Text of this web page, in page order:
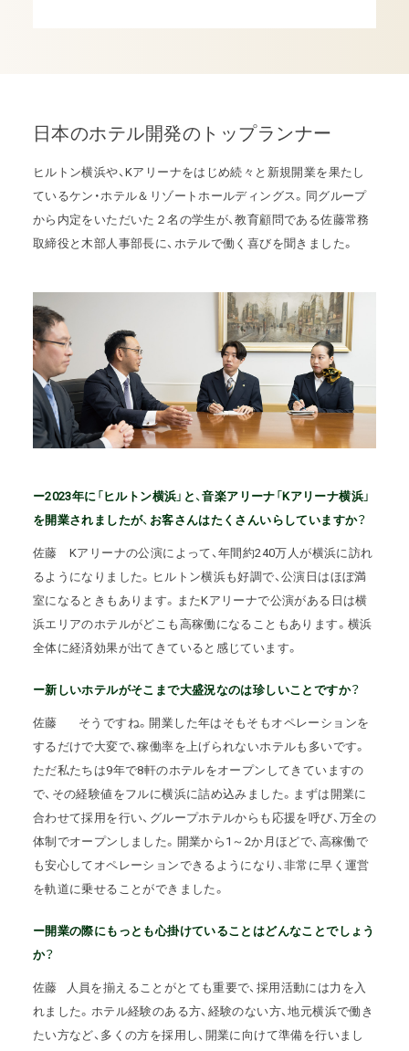
日本のホテル開発のトップランナー
ヒルトン横浜や、Kアリーナをはじめ続々と新規開業を果たし
ているケン・ホテル＆リゾートホールディングス。同グループ
から内定をいただいた２名の学生が、教育顧問である佐藤常務
取締役と木部人事部長に、ホテルで働く喜びを聞きました。
ー2023年に「ヒルトン横浜」と、音楽アリーナ「Kアリーナ横浜」
を開業されましたが、お客さんはたくさんいらしていますか？
佐藤
Kアリーナの公演によって、年間約240万人が横浜に訪れ
るようになりました。ヒルトン横浜も好調で、公演日はほぼ満
室になるときもあります。またKアリーナで公演がある日は横
浜エリアのホテルがどこも高稼働になることもあります。横浜
全体に経済効果が出てきていると感じています。
ー新しいホテルがそこまで大盛況なのは珍しいことですか？
佐藤
そうですね。開業した年はそもそもオペレーションを
するだけで大変で、稼働率を上げられないホテルも多いです。
ただ私たちは9年で8軒のホテルをオープンしてきていますの
で、その経験値をフルに横浜に詰め込みました。まずは開業に
合わせて採用を行い、グループホテルからも応援を呼び、万全の
体制でオープンしました。開業から1～2か月ほどで、高稼働で
も安心してオペレーションできるようになり、非常に早く運営
を軌道に乗せることができました。
ー開業の際にもっとも心掛けていることはどんなことでしょう
か？
佐藤
人員を揃えることがとても重要で、採用活動には力を入
れました。ホテル経験のある方、経験のない方、地元横浜で働き
たい方など、多くの方を採用し、開業に向けて準備を行いまし